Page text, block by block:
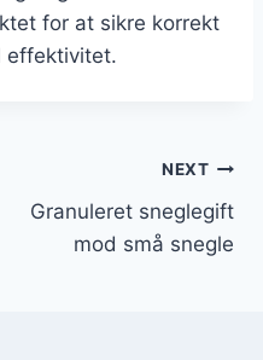
for at sikre korrekt
effektivitet.
NEXT
Granuleret sneglegift
mod små snegle